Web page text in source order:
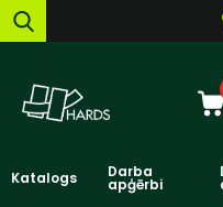
Katalogs Darba
apģērbi